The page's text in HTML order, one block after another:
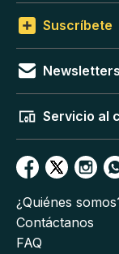
Suscríbete
Newsletters
Servicio al
¿Quiénes
Contáctanos
FAQ